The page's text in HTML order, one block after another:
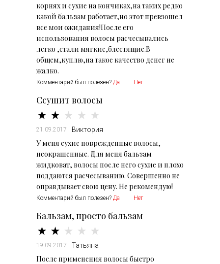
корнях и сухие на кончиках,на таких редко
какой бальзам работает,но этот превзошел
все мои ожидания!После его
использования волосы расчесывались
легко ,стали мягкие,блестящие.В
общем,куплю,на такое качество денег не
жалко.
Комментарий был полезен? Да Нет
Cсушит волосы
21.09.2017 Виктория
У меня сухие поврежденные волосы,
неокрашенные. Для меня бальзам
жидковат, волосы после него сухие и плохо
поддаются расчесыванию. Совершенно не
оправдывает свою цену. Не рекомендую!
Комментарий был полезен? Да Нет
Бальзам, просто бальзам
19.09.2017 Татьяна
После применения волосы быстро